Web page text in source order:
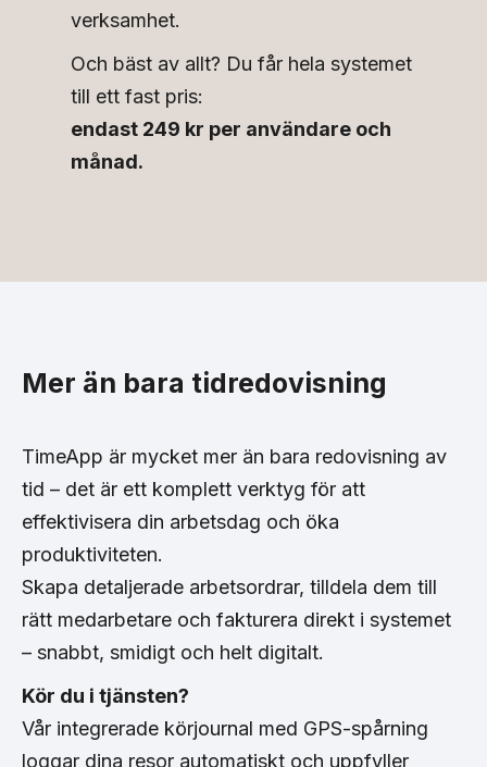
verksamhet.
Och bäst av allt? Du får hela systemet
till ett fast pris:
endast 249 kr per användare och
månad.
Mer än bara tidredovisning
TimeApp är mycket mer än bara redovisning av
tid – det är ett komplett verktyg för att
effektivisera din arbetsdag och öka
produktiviteten.
Skapa detaljerade arbetsordrar, tilldela dem till
rätt medarbetare och fakturera direkt i systemet
– snabbt, smidigt och helt digitalt.
Kör du i tjänsten?
Vår integrerade körjournal med GPS-spårning
loggar dina resor automatiskt och uppfyller